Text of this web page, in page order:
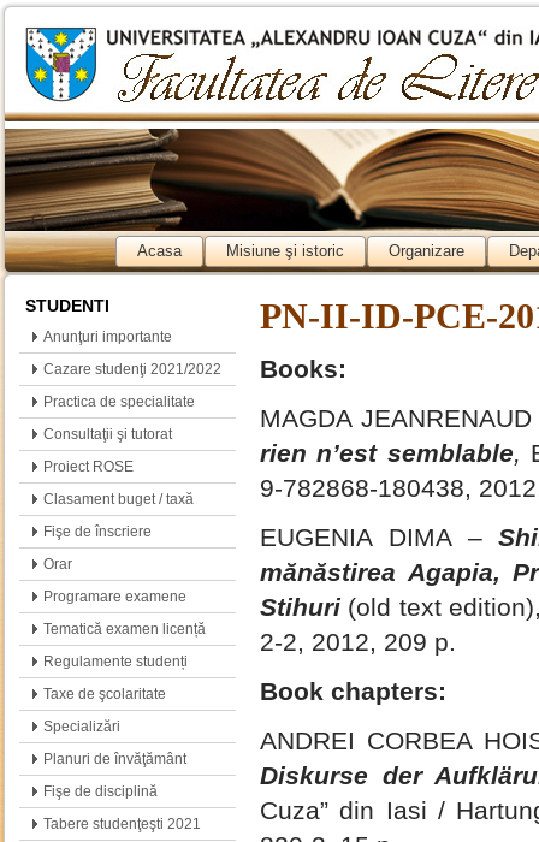
Acasa Misiune şi istoric Organizare
STUDENTI
Anunţuri importante
Cazare studenţi 2021/2022
Practica de specialitate
Consultaţii şi tutorat
Proiect ROSE
Clasament buget / taxă
Fişe de înscriere
Orar
Programare examene
Tematică examen licență
Regulamente studenți
Taxe de şcolaritate
Specializări
Planuri de învăţământ
Fişe de disciplină
Tabere studenţeşti 2021
PN-II-ID-PCE-
Books:
MAGDA
rien n’est semblable,
9-782868-180438,
EUGENIA DIMA –
mănăstirea Agapia,
Stihuri (old text
2-2, 2012, 209 p.
Book chapters:
ANDREI CORBEA
Diskurse der
Cuza” din Iasi /